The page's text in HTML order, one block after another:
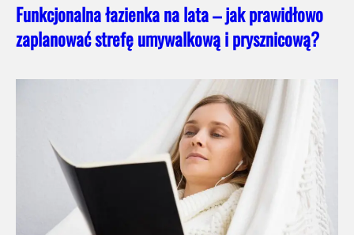
Funkcjonalna łazienka na lata – jak prawidłowo
zaplanować strefę umywalkową i prysznicową?